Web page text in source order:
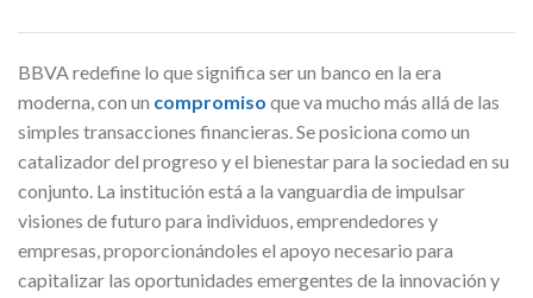
BBVA redefine lo que significa ser un banco en la era
moderna, con un compromiso que va mucho más allá de las
simples transacciones financieras. Se posiciona como un
catalizador del progreso y el bienestar para la sociedad en su
conjunto. La institución está a la vanguardia de impulsar
visiones de futuro para individuos, emprendedores y
empresas, proporcionándoles el apoyo necesario para
capitalizar las oportunidades emergentes de la innovación y